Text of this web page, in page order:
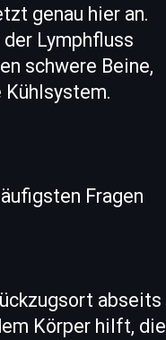
genau hier an.
Lymphfluss
schwere Beine,
Fragen
abseits
Körper hilft, die